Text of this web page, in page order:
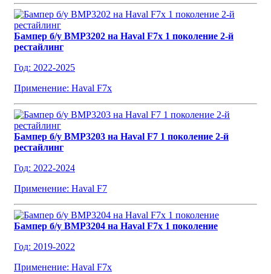
Бампер б/у BMP3202 на Haval F7x 1 поколение 2-й
рестайлинг
Год: 2022-2025
Применение: Haval F7x
Бампер б/у BMP3203 на Haval F7 1 поколение 2-й
рестайлинг
Год: 2022-2024
Применение: Haval F7
Бампер б/у BMP3204 на Haval F7x 1 поколение
Год: 2019-2022
Применение: Haval F7x